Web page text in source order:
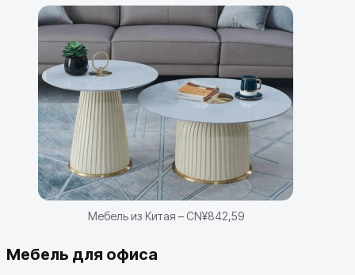
Мебель из Китая – CN¥842,59
Мебель для офиса